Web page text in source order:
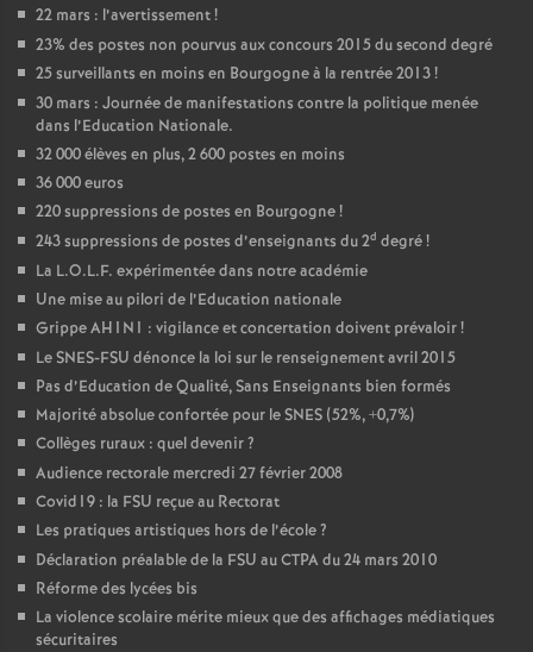
22 mars : l’avertissement!
23% des postes non pourvus aux concours 2015 du second degré
25 surveillants en moins en Bourgogne à la rentrée 2013!
30 mars : Journée de manifestations contre la politique menée
dans l’Education Nationale.
32 000 élèves en plus, 2 600 postes en moins
36 000 euros
220 suppressions de postes en Bourgogne!
243 suppressions de postes d’enseignants du 2d degré!
La L.O.L.F. expérimentée dans notre académie
Une mise au pilori de l’Education nationale
Grippe AH1N1 : vigilance et concertation doivent prévaloir!
Le SNES-FSU dénonce la loi sur le renseignement avril 2015
Pas d’Education de Qualité, Sans Enseignants bien formés
Majorité absolue confortée pour le SNES (52%, +0,7%)
Collèges ruraux : quel devenir?
Audience rectorale mercredi 27 février 2008
Covid19 : la FSU reçue au Rectorat
Les pratiques artistiques hors de l’école?
Déclaration préalable de la FSU au CTPA du 24 mars 2010
Réforme des lycées bis
La violence scolaire mérite mieux que des affichages médiatiques
sécuritaires